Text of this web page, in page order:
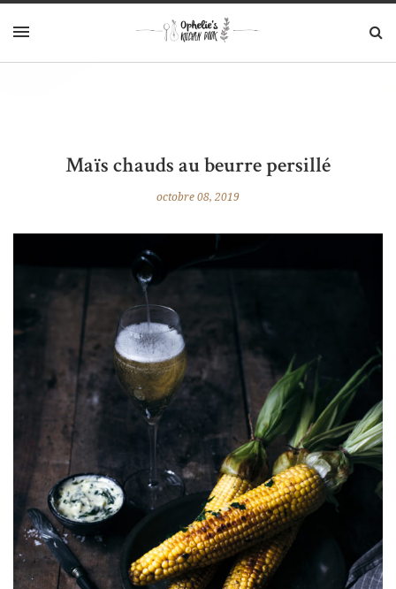
Maïs chauds au beurre persillé
octobre 08, 2019